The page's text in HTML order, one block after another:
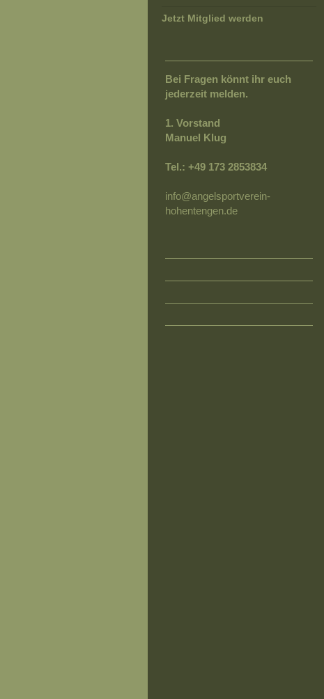
Jetzt Mitglied werden
Bei Fragen könnt ihr euch
jederzeit melden.
1. Vorstand
Manuel Klug
Tel.: +49 173 2853834
info@angelsportverein-
hohentengen.de